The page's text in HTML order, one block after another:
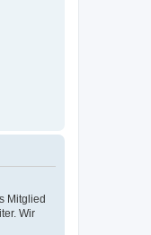
Mitglied
Wir